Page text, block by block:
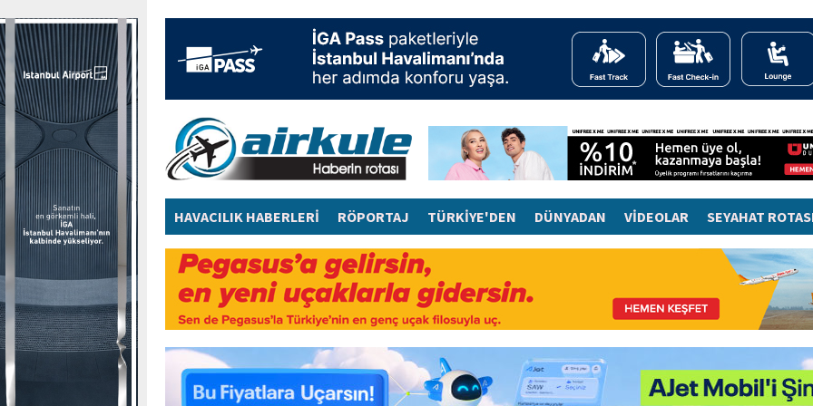
HAVACILIK HABERLERİ RÖPORTAJ TÜRKİYE'DEN DÜNYADAN VİDEOLAR SEYAHAT